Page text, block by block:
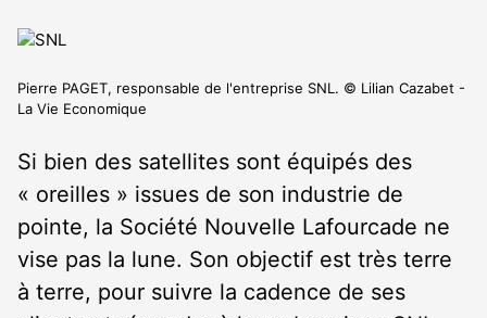
Pierre PAGET, responsable de l'entreprise SNL. © Lilian Cazabet -
La Vie Economique
Si bien des satellites sont équipés des
« oreilles » issues de son industrie de
pointe, la Société Nouvelle Lafourcade ne
vise pas la lune. Son objectif est très terre
à terre, pour suivre la cadence de ses